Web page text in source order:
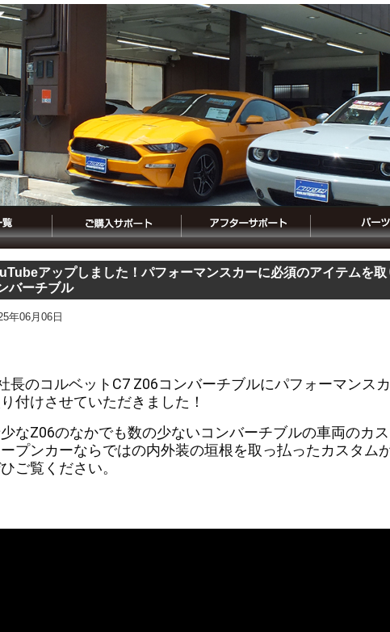
アップしました！パフォーマンスカーに必須のアイテムを
バーチブル
年06月06日
長のコルベットC7 Z06コンバーチブルにパフォーマンス
付けさせていただきました！
なZ06のなかでも数の少ないコンバーチブルの車両のカ
プンカーならではの内外装の垣根を取っ払ったカスタム
ご覧ください。